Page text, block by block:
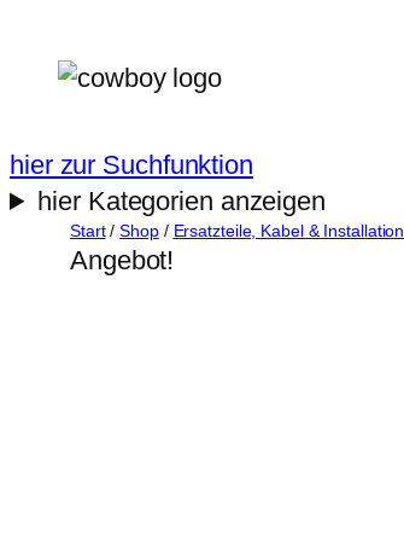
Inhalt
hier zur Suchfunktion
hier Kategorien anzeigen
Start/Shop/ Ersatzteile, Kabel & Installation
Angebot!